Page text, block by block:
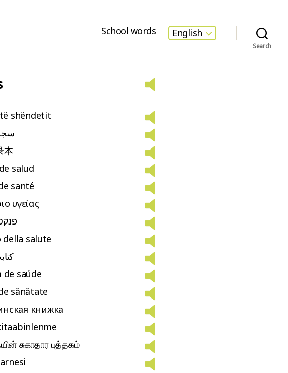
School words English
Search
shëndetit
本
salud
santé
υγείας
salute
saúde
sănătate
книжка
சுகாதார புத்தகம்